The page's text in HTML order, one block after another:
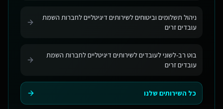
ניהול תשלומים וביטוחים לשירותים דיגיטליים לחברות השמת
עובדים זרים
בוט רב-לשוני לעובדים לשירותים דיגיטליים לחברות השמת
עובדים זרים
כל השירותים שלנו